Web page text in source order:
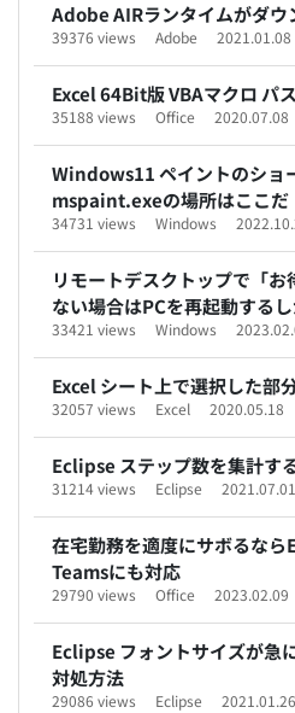
Adobe AIRランタイムがダウ
39376 views Adobe 2021.01.08
Excel 64Bit版 VBAマクロ パ
35188 views Office 2020.07.08
Windows11 ペイントのショ
mspaint.exeの場所はここだ
34731 views Windows
リモートデスクトップで「
ない場合はPCを再起動する
33421 views Windows
Excel シート上で選択した部
32057 views Excel 2020.05.18
Eclipse ステップ数を集計す
31214 views Eclipse 2021.07.01
在宅勤務を適度にサボるなら
Teamsにも対応
29790 views Office 2023.02.09
Eclipse フォントサイズが急
対処方法
29086 views Eclipse 2021.01.26